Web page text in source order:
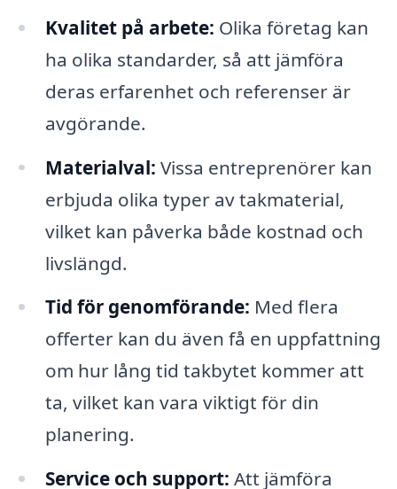
Kvalitet på arbete: Olika företag kan
ha olika standarder, så att jämföra
deras erfarenhet och referenser är
avgörande.
Materialval: Vissa entreprenörer kan
erbjuda olika typer av takmaterial,
vilket kan påverka både kostnad och
livslängd.
Tid för genomförande: Med flera
offerter kan du även få en uppfattning
om hur lång tid takbytet kommer att
ta, vilket kan vara viktigt för din
planering.
Service och support: Att jämföra